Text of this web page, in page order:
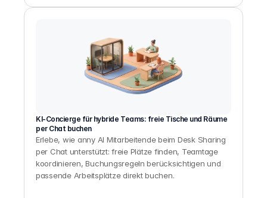
KI-Concierge für hybride Teams: freie Tische und Räume
per Chat buchen
Erlebe, wie anny AI Mitarbeitende beim Desk Sharing
per Chat unterstützt: freie Plätze finden, Teamtage
koordinieren, Buchungsregeln berücksichtigen und
passende Arbeitsplätze direkt buchen.